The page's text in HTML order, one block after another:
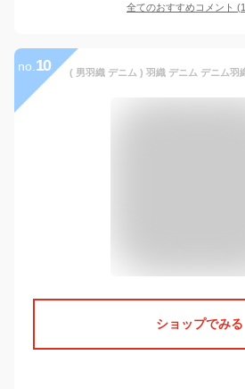
全てのおすすめコメント (1
no. 10
ショップでみる